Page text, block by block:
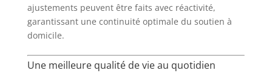
ajustements peuvent être faits avec réactivité,
garantissant une continuité optimale du soutien à
domicile.
Une meilleure qualité de vie au quotidien